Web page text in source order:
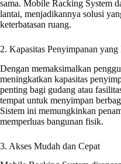
sama. Mobile Racking System
lantai, menjadikannya solusi
keterbatasan ruang.
2. Kapasitas Penyimpanan
Dengan memaksimalkan
meningkatkan kapasitas
penting bagi gudang atau
tempat untuk menyimpan
Sistem ini memungkinkan
memperluas bangunan fisik.
3. Akses Mudah dan Cepat